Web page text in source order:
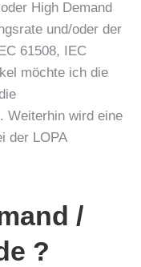
High Demand
und/oder der
61508, IEC
möchte ich die
Weiterhin wird eine
der LOPA
/
?